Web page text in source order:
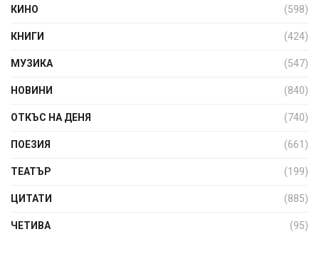
КИНО (598)
КНИГИ (424)
МУЗИКА (547)
НОВИНИ (840)
ОТКЪС НА ДЕНЯ (740)
ПОЕЗИЯ (661)
ТЕАТЪР (199)
ЦИТАТИ (885)
ЧЕТИВА (95)